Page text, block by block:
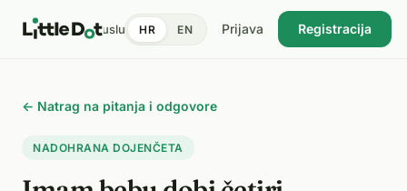
Doktori Pronađi uslugu USKORO CijeneDnevnik zdravljaBlog
HR EN Prijava Registracija
← Natrag na pitanja i odgovore
NADOHRANA DOJENČETA